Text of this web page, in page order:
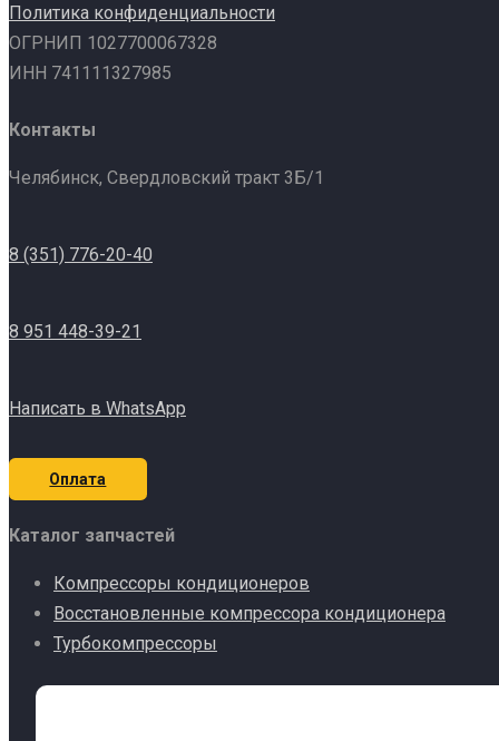
Политика конфиденциальности
ОГРНИП 1027700067328
ИНН 741111327985
Контакты
Челябинск, Свердловский тракт 3Б/1
8 (351) 776-20-40
8 951 448-39-21
Написать в WhatsApp
Оплата
Каталог запчастей
Компрессоры кондиционеров
Восстановленные компрессора кондиционера
Турбокомпрессоры